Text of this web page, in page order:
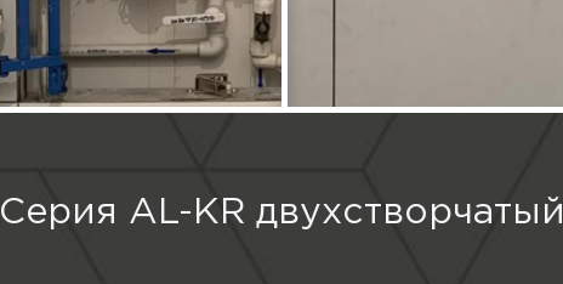
Серия AL-KR двухстворчатый